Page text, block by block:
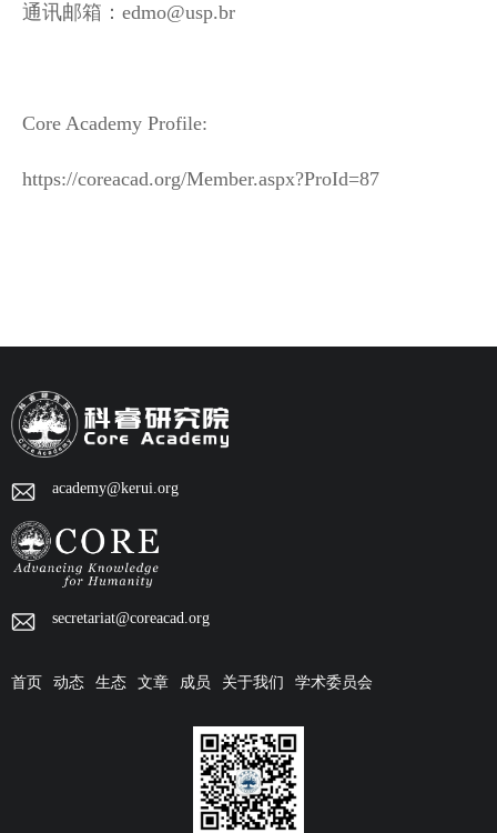
通讯邮箱：edmo@usp.br
Core Academy Profile:
https://coreacad.org/Member.aspx?ProId=87
academy@kerui.org
首页 动态 生态 文章 成员 关于我们 学术委员会
secretariat@coreacad.org